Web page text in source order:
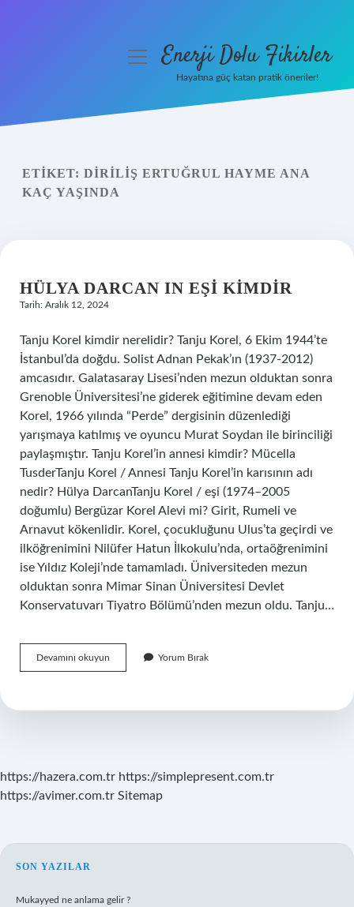
Yasal Uyarı
menüyüEnerji Dolu Fikirler
Hayatına güç katan pratik öneriler!
ETIKET: DIRILIŞ ERTUĞRUL HAYME ANA
KAÇ YAŞINDA
HÜLYA DARCAN IN EŞI KIMDIR
Tarih: Aralık 12, 2024
Tanju Korel kimdir nerelidir? Tanju Korel, 6 Ekim 1944’te
İstanbul’da doğdu. Solist Adnan Pekak’ın (1937-2012)
amcasıdır. Galatasaray Lisesi’nden mezun olduktan sonra
Grenoble Üniversitesi’ne giderek eğitimine devam eden
Korel, 1966 yılında “Perde” dergisinin düzenlediği
yarışmaya katılmış ve oyuncu Murat Soydan ile birinciliği
paylaşmıştır. Tanju Korel’in annesi kimdir? Mücella
TusderTanju Korel / Annesi Tanju Korel’in karısının adı
nedir? Hülya DarcanTanju Korel / eşi (1974–2005
doğumlu) Bergüzar Korel Alevi mi? Girit, Rumeli ve
Arnavut kökenlidir. Korel, çocukluğunu Ulus’ta geçirdi ve
ilköğrenimini Nilüfer Hatun İlkokulu’nda, ortaöğrenimini
ise Yıldız Koleji’nde tamamladı. Üniversiteden mezun
olduktan sonra Mimar Sinan Üniversitesi Devlet
Konservatuvarı Tiyatro Bölümü’nden mezun oldu. Tanju…
Devamını okuyun
Darcan
Kimdir
Yorum Bırak
https://hazera.com.tr https://simplepresent.com.tr
https://avimer.com.tr Sitemap
SIDEBAR
SON YAZILAR
Mukayyed ne anlama gelir ?